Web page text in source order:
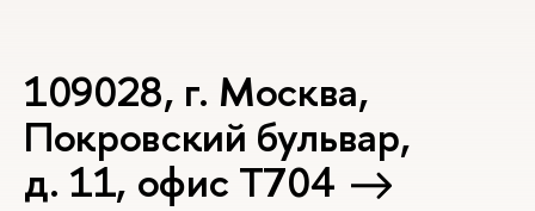
109028, г. Москва,
Покровский бульвар,
д. 11, офис Т704